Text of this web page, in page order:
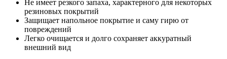
Не имеет резкого запаха, характерного для некоторых
резиновых покрытий
Защищает напольное покрытие и саму гирю от
повреждений
Легко очищается и долго сохраняет аккуратный
внешний вид